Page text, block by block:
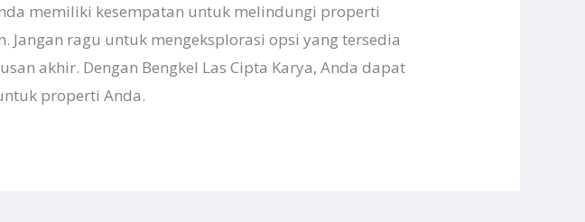
memiliki kesempatan untuk melindungi properti
Jangan ragu untuk mengeksplorasi opsi yang tersedia
akhir. Dengan Bengkel Las Cipta Karya, Anda dapat
properti Anda.